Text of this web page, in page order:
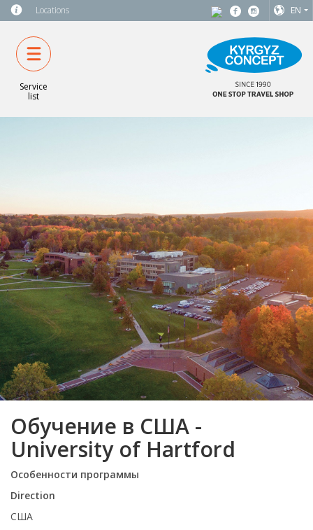
Locations EN
Service
list
Обучение в США -
University of Hartford
Особенности программы
Direction
США